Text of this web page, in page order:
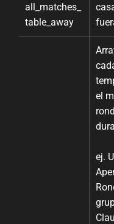
all_matches_
table_away
el
ej.